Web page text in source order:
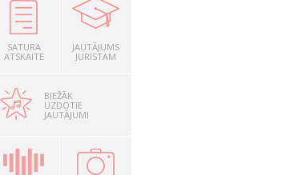
SATURA
ATSKAITE
JAUTĀJUMS
JURISTAM
BIEŽĀK
UZDOTIE
JAUTĀJUMI